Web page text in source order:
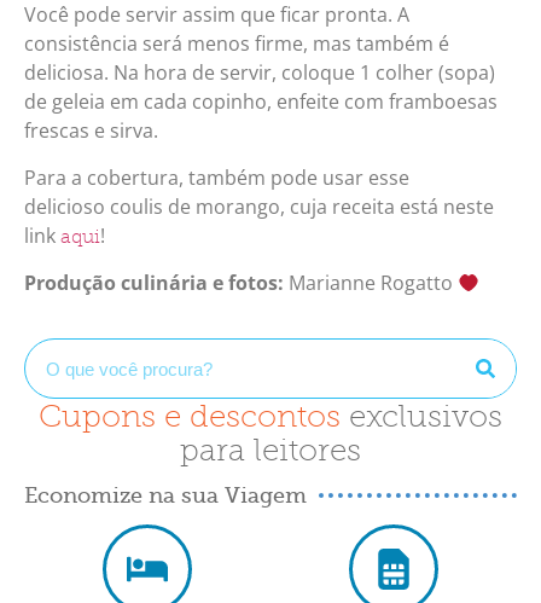
Você pode servir assim que ficar pronta. A
consistência será menos firme, mas também é
deliciosa. Na hora de servir, coloque 1 colher (sopa)
de geleia em cada copinho, enfeite com framboesas
frescas e sirva.
Para a cobertura, também pode usar esse
delicioso coulis de morango, cuja receita está neste
link aqui!
Produção culinária e fotos: Marianne Rogatto
Cupons e descontos exclusivos
para leitores
Economize na sua Viagem